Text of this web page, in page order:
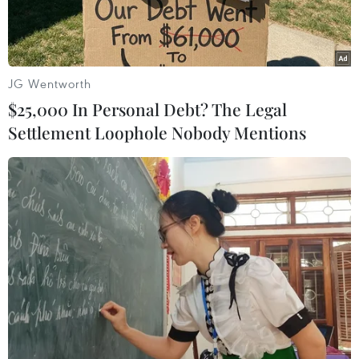
Tổng thống Nga Putin (phải) và Thủ tướng Pakistan Nawaz
Sharif trong cuộc gặp tại Astana. (Nguồn: EPA/TTXVN)
Ngày 10/6, truyền thông khu vực đưa tin Tổng
thống Nga Vladimir Putin khẳng định Pakistan
là một đối tác quan trọng của Moskva tại khu
vực Nam Á.
JG Wentworth
$25,000 In Personal Debt? The Legal
Settlement Loophole Nobody Mentions